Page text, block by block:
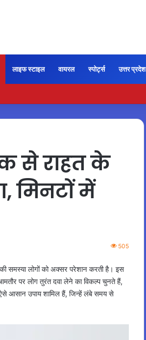
लाइफ स्टाइल वायरल स्पोर्ट्स उत्तर प्रदेश
पर कार्रवाई की तैयारी
से राहत के
मिनटों में
505
समस्या लोगों को अक्सर परेशान करती है। इस
पर लोग तुरंत दवा लेने का विकल्प चुनते हैं,
आसान उपाय शामिल हैं, जिन्हें लंबे समय से